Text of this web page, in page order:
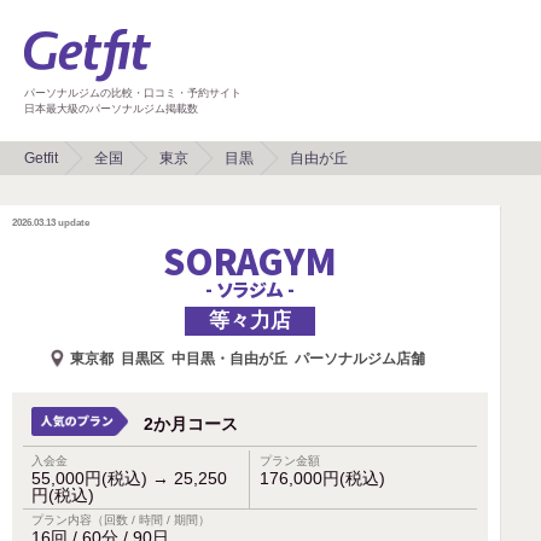
パーソナルジムの比較・口コミ・予約サイト
日本最大級のパーソナルジム掲載数
Getfit 全国 東京 目黒 自由が丘
2026.03.13 update
SORAGYM
- ソラジム -
等々力店
東京都 目黒区 中目黒・自由が丘 パーソナルジム店舗
2か月コース
入会金
55,000円(税込) → 25,250
円(税込)
プラン金額
176,000円(税込)
プラン内容（回数 / 時間 / 期間）
16回 / 60分 / 90日